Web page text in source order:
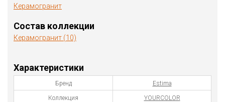
Керамогранит
Состав коллекции
Керамогранит (10)
Характеристики
Бренд Estima
Коллекция YOURCOLOR